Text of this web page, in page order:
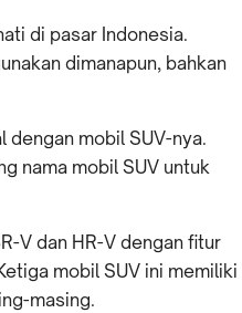
di pasar Indonesia.
dimanapun, bahkan
dengan mobil SUV-nya.
nama mobil SUV untuk
V dan HR-V dengan fitur
mobil SUV ini memiliki
masing.